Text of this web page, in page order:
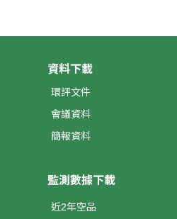
監測數據下載
近2年空品
資料下載
環評文件
會議資料
簡報資料